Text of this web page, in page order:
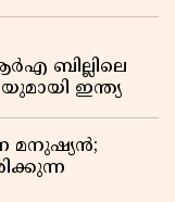
ബില്ലിലെ
ഇന്ത്യ
മനുഷ്യൻ;